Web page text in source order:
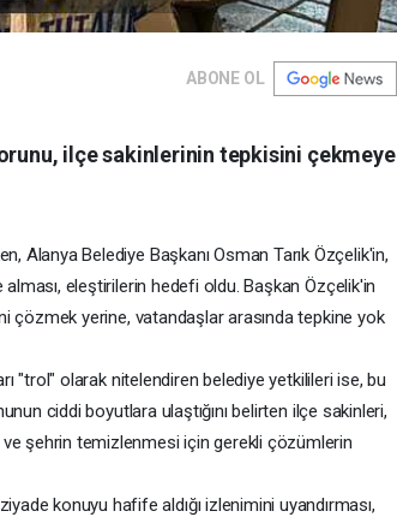
ABONE OL
ilçe sakinlerinin tepkisini çekmeye
Alanya Belediye Başkanı Osman Tarık Özçelik'in,
eleştirilerin hedefi oldu. Başkan Özçelik'in
çözmek yerine, vatandaşlar arasında tepkine yok
"trol" olarak nitelendiren belediye yetkilileri ise, bu
ciddi boyutlara ulaştığını belirten ilçe sakinleri,
ve şehrin temizlenmesi için gerekli çözümlerin
konuyu hafife aldığı izlenimini uyandırması,